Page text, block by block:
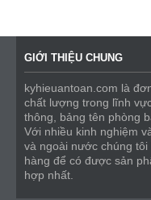
GIỚI THIỆU CHUNG
kyhieuantoan.com là
chất lượng trong lĩnh
thông, bảng tên phòng
Với nhiều kinh nghiệm
và ngoài nước chúng
hàng để có được sản
hợp nhất.